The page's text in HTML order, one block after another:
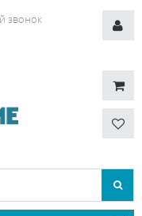
звонок